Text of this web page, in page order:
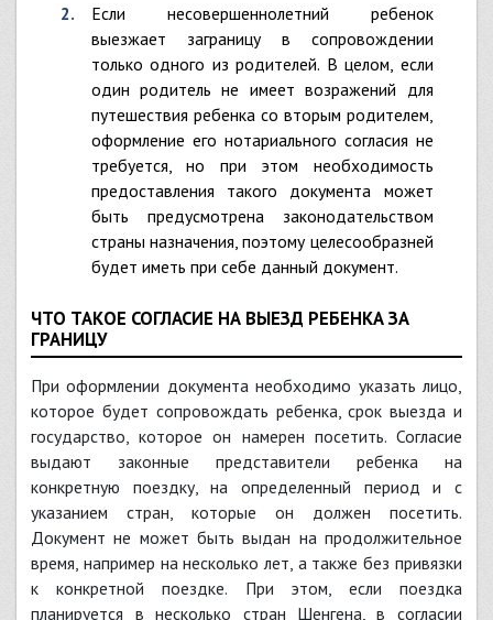
Если несовершеннолетний ребенок
выезжает заграницу в сопровождении
только одного из родителей. В целом, если
один родитель не имеет возражений для
путешествия ребенка со вторым родителем,
оформление его нотариального согласия не
требуется, но при этом необходимость
предоставления такого документа может
быть предусмотрена законодательством
страны назначения, поэтому целесообразней
будет иметь при себе данный документ.
ЧТО ТАКОЕ СОГЛАСИЕ НА ВЫЕЗД РЕБЕНКА ЗА
ГРАНИЦУ
При оформлении документа необходимо указать лицо,
которое будет сопровождать ребенка, срок выезда и
государство, которое он намерен посетить. Согласие
выдают законные представители ребенка на
конкретную поездку, на определенный период и с
указанием стран, которые он должен посетить.
Документ не может быть выдан на продолжительное
время, например на несколько лет, а также без привязки
к конкретной поездке. При этом, если поездка
планируется в несколько стран Шенгена, в согласии